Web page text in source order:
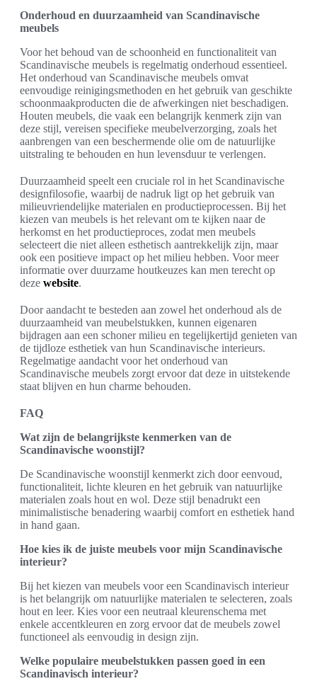
Onderhoud en duurzaamheid van Scandinavische
meubels
Voor het behoud van de schoonheid en functionaliteit van
Scandinavische meubels is regelmatig onderhoud essentieel.
Het onderhoud van Scandinavische meubels omvat
eenvoudige reinigingsmethoden en het gebruik van geschikte
schoonmaakproducten die de afwerkingen niet beschadigen.
Houten meubels, die vaak een belangrijk kenmerk zijn van
deze stijl, vereisen specifieke meubelverzorging, zoals het
aanbrengen van een beschermende olie om de natuurlijke
uitstraling te behouden en hun levensduur te verlengen.
Duurzaamheid speelt een cruciale rol in het Scandinavische
designfilosofie, waarbij de nadruk ligt op het gebruik van
milieuvriendelijke materialen en productieprocessen. Bij het
kiezen van meubels is het relevant om te kijken naar de
herkomst en het productieproces, zodat men meubels
selecteert die niet alleen esthetisch aantrekkelijk zijn, maar
ook een positieve impact op het milieu hebben. Voor meer
informatie over duurzame houtkeuzes kan men terecht op
deze website.
Door aandacht te besteden aan zowel het onderhoud als de
duurzaamheid van meubelstukken, kunnen eigenaren
bijdragen aan een schoner milieu en tegelijkertijd genieten van
de tijdloze esthetiek van hun Scandinavische interieurs.
Regelmatige aandacht voor het onderhoud van
Scandinavische meubels zorgt ervoor dat deze in uitstekende
staat blijven en hun charme behouden.
FAQ
Wat zijn de belangrijkste kenmerken van de
Scandinavische woonstijl?
De Scandinavische woonstijl kenmerkt zich door eenvoud,
functionaliteit, lichte kleuren en het gebruik van natuurlijke
materialen zoals hout en wol. Deze stijl benadrukt een
minimalistische benadering waarbij comfort en esthetiek hand
in hand gaan.
Hoe kies ik de juiste meubels voor mijn Scandinavische
interieur?
Bij het kiezen van meubels voor een Scandinavisch interieur
is het belangrijk om natuurlijke materialen te selecteren, zoals
hout en leer. Kies voor een neutraal kleurenschema met
enkele accentkleuren en zorg ervoor dat de meubels zowel
functioneel als eenvoudig in design zijn.
Welke populaire meubelstukken passen goed in een
Scandinavisch interieur?